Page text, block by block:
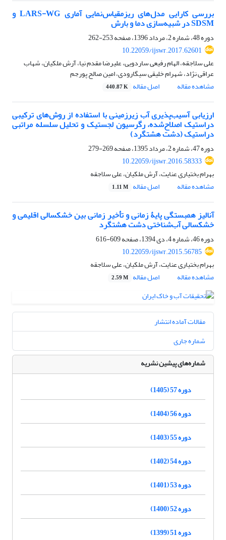
بررسی کارایی مدل‌های ریزمقیاس‌نمایی آماری LARS-WG و
SDSM در شبیه‌سازی دما و بارش
دوره 48، شماره 2، مرداد 1396، صفحه
253-262
10.22059/ijswr.2017.62601
علی سلاجقه، الهام رفیعی ساردویی، علیرضا مقدم نیا، آرش ملکیان، شهاب
عراقی نژاد، شهرام خلیقی سیگارودی، امین صالح پورجم
مشاهده مقاله
اصل مقاله 440.87 K
ارزیابی آسیب‌پذیری آب زیرزمینی با استفاده از روش‌های ترکیبی
دراستیک اصلاح‌شده، رگرسیون لجستیک و تحلیل سلسله مراتبی
‌دراستیک (دشت هشتگرد)
دوره 47، شماره 2، مرداد 1395، صفحه
269-279
10.22059/ijswr.2016.58333
بهرام بختیاری عنایت، آرش ملکیان، علی سلاجقه
مشاهده مقاله
اصل مقاله 1.11 M
آنالیز همبستگی پایۀ زمانی و تأخیر زمانی بین خشکسالی اقلیمی و
خشکسالی آب‌شناختی دشت هشتگرد
دوره 46، شماره 4، دی 1394، صفحه
609-616
10.22059/ijswr.2015.56785
بهرام بختیاری عنایت، آرش ملکیان، علی سلاجقه
مشاهده مقاله
اصل مقاله 2.59 M
مقالات آماده انتشار
شماره جاری
شماره‌های پیشین نشریه
دوره 57 (1405)
دوره 56 (1404)
دوره 55 (1403)
دوره 54 (1402)
دوره 53 (1401)
دوره 52 (1400)
دوره 51 (1399)